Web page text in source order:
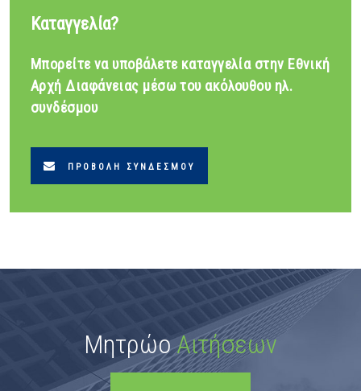
Καταγγελία?
Μπορείτε να υποβάλετε καταγγελία στην Εθνική
Αρχή Διαφάνειας μέσω του ακόλουθου ηλ.
συνδέσμου
ΠΡΟΒΟΛΉ ΣΥΝΔΈΣΜΟΥ
ΜητρώοΑιτήσεων